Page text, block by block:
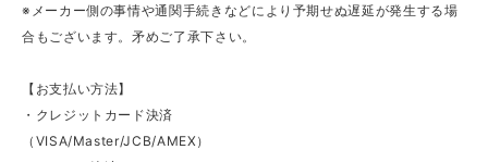
※メーカー側の事情や通関手続きなどにより予期せぬ遅延が発生する場
合もございます。矛めご了承下さい。
【お支払い方法】
・クレジットカード決済
（VISA/Master/JCB/AMEX）